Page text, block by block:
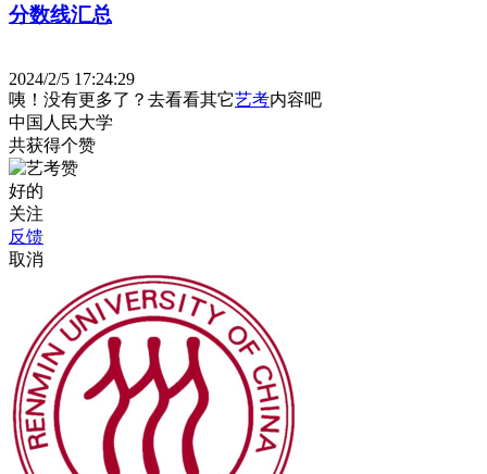
分数线汇总
2024/2/5 17:24:29
咦！没有更多了？去看看其它艺考内容吧
中国人民大学
共获得个赞
好的
关注
反馈
取消